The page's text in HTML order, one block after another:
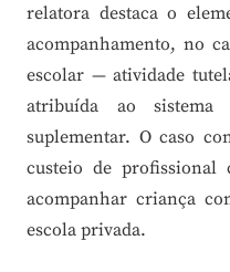
relatora destaca o
acompanhamento, no
escolar — atividade
atribuída ao
suplementar. O caso
custeio de profissional
acompanhar criança
escola privada.